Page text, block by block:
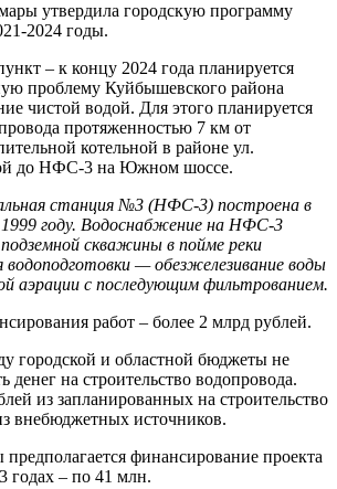
утвердила городскую программу
2024 годы.
– к концу 2024 года планируется
проблему Куйбышевского района
чистой водой. Для этого планируется
протяженностью 7 км от
котельной в районе ул.
до НФС-3 на Южном шоссе.
станция №3 (НФС-3) построена в
1999 году. Водоснабжение на НФС-3
скважины в пойме реки
водоподготовки — обезжелезивание воды
аэрации с последующим фильтрованием.
работ – более 2 млрд рублей.
городской и областной бюджеты не
денег на строительство водопровода.
из запланированных на строительство
внебюджетных источников.
финансирование проекта
годах – по 41 млн.